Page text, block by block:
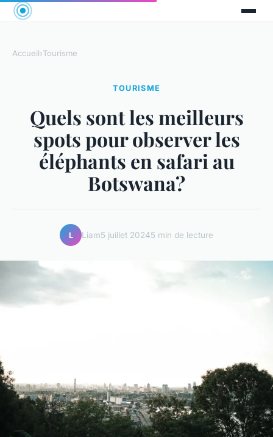
Accueil›Tourisme
TOURISME
Quels sont les meilleurs
spots pour observer les
éléphants en safari au
Botswana?
L Liam5 juillet 20245 min de lecture